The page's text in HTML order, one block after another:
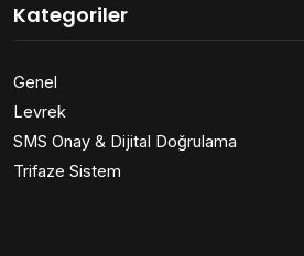
Kategoriler
Genel
Levrek
SMS Onay & Dijital Doğrulama
Trifaze Sistem